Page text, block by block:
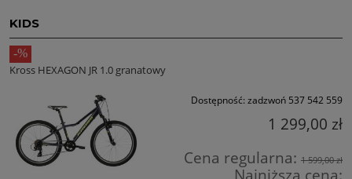
KIDS
Kross HEXAGON JR 1.0 granatowy
Dostępność: zadzwoń 537 542 559
1 299,00 zł
Cena regularna: 1 599,00 zł
Najniższa cena: